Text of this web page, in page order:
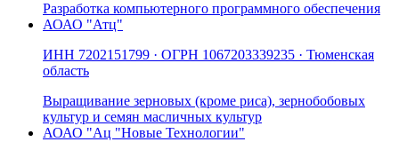
Разработка компьютерного программного обеспечения
АОАО "Атц"
ИНН 7202151799 · ОГРН 1067203339235 · Тюменская
область
Выращивание зерновых (кроме риса), зернобобовых
культур и семян масличных культур
АОАО "Ац "Новые Технологии"